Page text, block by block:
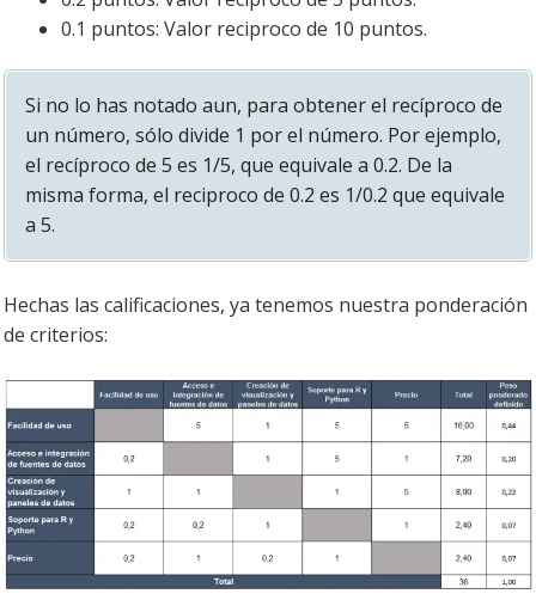
0.1 puntos: Valor reciproco de 10 puntos.
Si no lo has notado aun, para obtener el recíproco de
un número, sólo divide 1 por el número. Por ejemplo,
el recíproco de 5 es 1/5, que equivale a 0.2. De la
misma forma, el reciproco de 0.2 es 1/0.2 que equivale
a 5.
Hechas las calificaciones, ya tenemos nuestra ponderación
de criterios: